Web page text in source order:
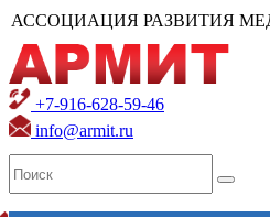
АССОЦИАЦИЯ РАЗВИТИЯ
+7-916-628-59-46
info@armit.ru